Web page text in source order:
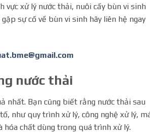
vực xử lý nước thải, nuôi cấy bùn vi sinh
sự cố về bùn vi sinh hãy liên hệ ngay
nước thải
nhất. Bạn cũng biết rằng nước thải sau
như quy trình xử lý, công nghệ xử lý,
chất dùng trong quá trình xử lý.